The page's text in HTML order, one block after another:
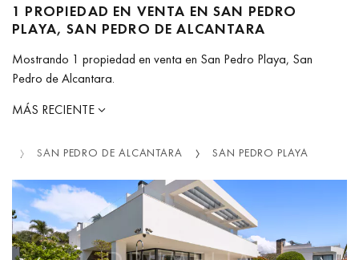
1 PROPIEDAD EN VENTA EN SAN PEDRO
PLAYA, SAN PEDRO DE ALCANTARA
Mostrando 1 propiedad en venta en San Pedro Playa, San
Pedro de Alcantara.
MÁS RECIENTE
SAN PEDRO DE ALCANTARA SAN PEDRO PLAYA